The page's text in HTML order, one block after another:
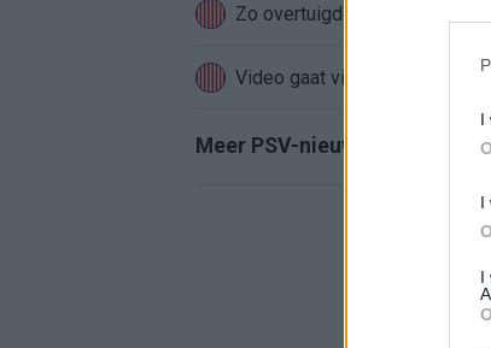
I
I
I
Zo overtuigde PSV Sven
Video gaat viraal: Peter Bosz
Meer PSV-nieuws